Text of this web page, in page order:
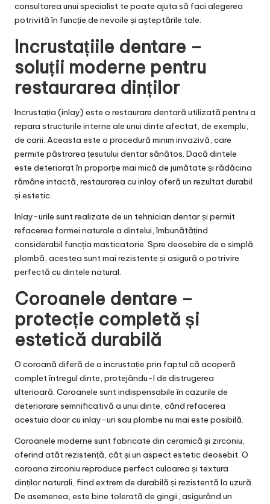
consultarea unui specialist te poate ajuta să faci alegerea
potrivită în funcție de nevoile și așteptările tale.
Incrustațiile dentare –
soluții moderne pentru
restaurarea dinților
Incrustația (inlay) este o restaurare dentară utilizată pentru a
repara structurile interne ale unui dinte afectat, de exemplu,
de carii. Aceasta este o procedură minim invazivă, care
permite păstrarea țesutului dentar sănătos. Dacă dintele
este deteriorat în proporție mai mică de jumătate și rădăcina
rămâne intactă, restaurarea cu inlay oferă un rezultat durabil
și estetic.
Inlay-urile sunt realizate de un tehnician dentar și permit
refacerea formei naturale a dintelui, îmbunătățind
considerabil funcția masticatorie. Spre deosebire de o simplă
plombă, acestea sunt mai rezistente și asigură o potrivire
perfectă cu dintele natural.
Coroanele dentare –
protecție completă și
estetică durabilă
O coroană diferă de o incrustație prin faptul că acoperă
complet întregul dinte, protejându-l de distrugerea
ulterioară. Coroanele sunt indispensabile în cazurile de
deteriorare semnificativă a unui dinte, când refacerea
acestuia doar cu inlay-uri sau plombe nu mai este posibilă.
Coroanele moderne sunt fabricate din ceramică și zirconiu,
oferind atât rezistență, cât și un aspect estetic deosebit. O
coroana zirconiu reproduce perfect culoarea și textura
dinților naturali, fiind extrem de durabilă și rezistentă la uzură.
De asemenea, este bine tolerată de gingii, asigurând un